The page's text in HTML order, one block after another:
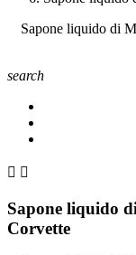
Sapone liquido di
search
 
Sapone liquido
Corvette